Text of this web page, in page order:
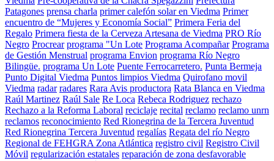
Patagones prensa charla primer calefón solar en Viedma Primer
encuentro de “Mujeres y Economía Social” Primera Feria del
Regalo Primera fiesta de la Cerveza Artesana de Viedma PRO Río
Negro Procrear programa "Un Lote Programa Acompañar Programa
de Gestión Menstrual programa Envion programa Río Negro
Bilingüe. programa Un Lote Puente Ferrocarretero. Punta Bermeja
Punto Digital Viedma Puntos limpios Viedma Quirofano movil
Viedma radar radares Rara Avis productora Rata Blanca en Viedma
Raúl Martinez Raúl Sale Re Loca Rebeca Rodriguez rechazo
Rechazo a la Reforma Laboral reciclaje recital reclamo reclamo unrn
reclamos reconocimiento Red Rionegrina de la Tercera Juventud
Red Rionegrina Tercera Juventud regalías Regata del río Negro
Regional de FEHGRA Zona Atlántica registro civil Registro Civil
Móvil regularización estatales reparación de zona desfavorable